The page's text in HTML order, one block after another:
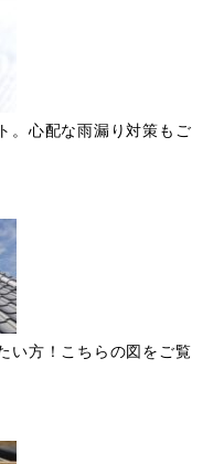
。心配な雨漏り対策もご
い方！こちらの図をご覧